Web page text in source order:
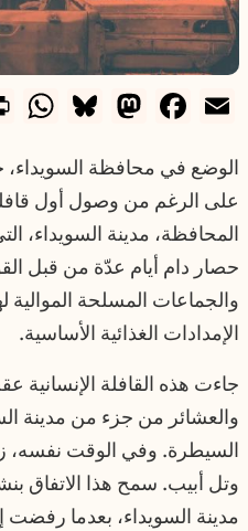
Email
Facebook
الوضع في محافظة السويداء،
حصار دام أيام عدّة من قبل
والجماعات المسلحة الموالية
الإمدادات الغذائية الأساسية.
جاءت هذه القافلة
والعشائر من جزء من مدينة
السيطرة. وفي الوقت نفسه،
وتل أبيب. سمح هذا الاتفاق
مدينة السويداء، بعدما رفضت